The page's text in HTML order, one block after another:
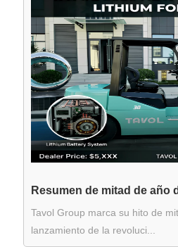
Tavol Group marca su hito de
lanzamiento de la revoluci...